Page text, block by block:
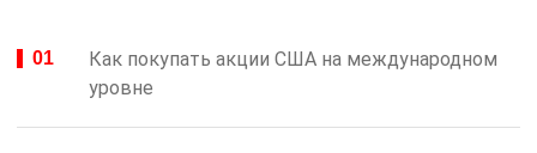
Как покупать акции США на международном
уровне